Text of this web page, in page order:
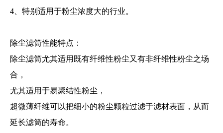
4、特别适用于粉尘浓度大的行业。
除尘滤筒性能特点：
除尘滤筒尤其适用既有纤维性粉尘又有非纤维性粉尘之场
合，
尤其适用于易聚结性粉尘，
超微薄纤维可以把细小的粉尘颗粒过滤于滤材表面，从而
延长滤筒的寿命。